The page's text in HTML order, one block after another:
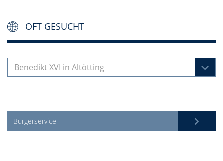
OFT GESUCHT
Benedikt XVI in Altötting
Bürgerservice